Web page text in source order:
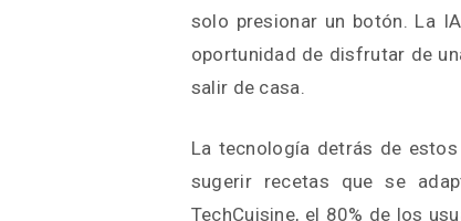
solo presionar un botón. La
oportunidad de disfrutar de
salir de casa.
La tecnología detrás de
sugerir recetas que se
TechCuisine, el 80% de los